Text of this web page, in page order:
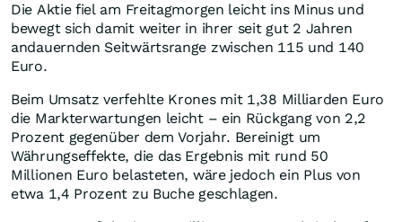
Die Aktie fiel am Freitagmorgen leicht ins Minus und
bewegt sich damit weiter in ihrer seit gut 2 Jahren
andauernden Seitwärtsrange zwischen 115 und 140
Euro.
Beim Umsatz verfehlte Krones mit 1,38 Milliarden Euro
die Markterwartungen leicht – ein Rückgang von 2,2
Prozent gegenüber dem Vorjahr. Bereinigt um
Währungseffekte, die das Ergebnis mit rund 50
Millionen Euro belasteten, wäre jedoch ein Plus von
etwa 1,4 Prozent zu Buche geschlagen.